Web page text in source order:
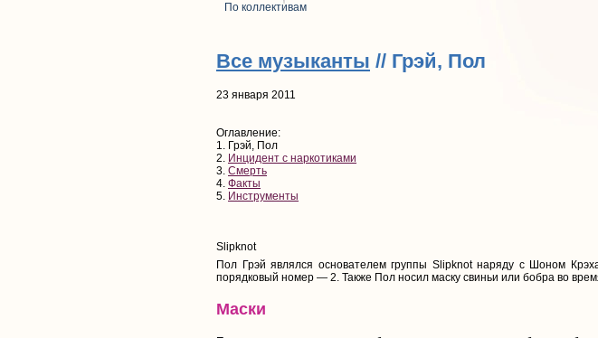
По коллективам
Все музыканты // Грэй, Пол
23 января 2011
Оглавление:
1. Грэй, Пол
2. Инцидент с наркотиками
3. Смерть
4. Факты
5. Инструменты
Slipknot
Пол Грэй являлся основателем группы Slipknot наряду с Шоном
порядковый номер — 2. Также Пол носил маску свиньи или бобра во
Маски